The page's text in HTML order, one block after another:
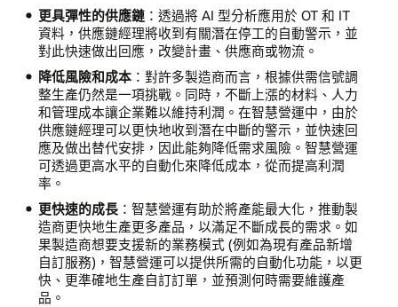
更具彈性的供應鏈：透過將 AI 型分析應用於 OT 和 IT
資料，供應鏈經理將收到有關潛在停工的自動警示，並
對此快速做出回應，改變計畫、供應商或物流。
降低風險和成本：對許多製造商而言，根據供需信號調
整生產仍然是一項挑戰。同時，不斷上漲的材料、人力
和管理成本讓企業難以維持利潤。在智慧營運中，由於
供應鏈經理可以更快地收到潛在中斷的警示，並快速回
應及做出替代安排，因此能夠降低需求風險。智慧營運
可透過更高水平的自動化來降低成本，從而提高利潤
率。
更快速的成長：智慧營運有助於將產能最大化，推動製
造商更快地生產更多產品，以滿足不斷成長的需求。如
果製造商想要支援新的業務模式 (例如為現有產品新增
自訂服務)，智慧營運可以提供所需的自動化功能，以更
快、更準確地生產自訂訂單，並預測何時需要維護產
品。